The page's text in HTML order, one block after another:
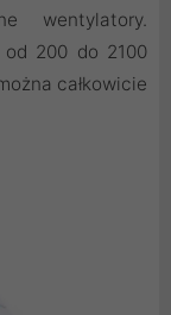
wentylatory.
200 do 2100
całkowicie